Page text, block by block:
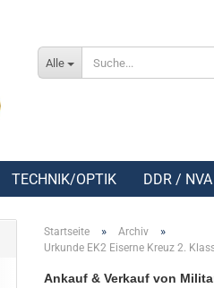
Alle
TECHNIK/OPTIK DDR /
Startseite » Archiv »
Urkunde EK2 Eiserne Kreuz 2.
Ankauf & Verkauf von